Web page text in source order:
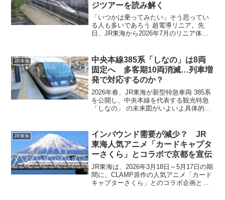
ジツアーを読み解く
「いつかは乗ってみたい」そう思ってい
る人も多いであろう 超電導リニア。先
日、JR東海から2026年7月のリニア体験
アに“確実に乗れる”チャンスとして、JR
東海が新たなパ...
JR東海
中央本線385系「しなの」は8両
固定へ 多客期10両消滅…列車増
発で対応するのか？
2026年春、JR東海が新型特急車両 385系
を公開し、中央本線を代表する観光特急
「しなの」 の未来図がいよいよ具体的に
最新技術を取り入れつつ、景観を楽しむ
工...
JR東海
インバウンド需要が減少？ JR
東海人気アニメ「カードキャプタ
ーさくら」とコラボで京都を宣伝
JR東海は、2026年3月18日～5月17日の期
間に、CLAMP原作の人気アニメ「カード
キャプターさくら」とのコラボ企画とし